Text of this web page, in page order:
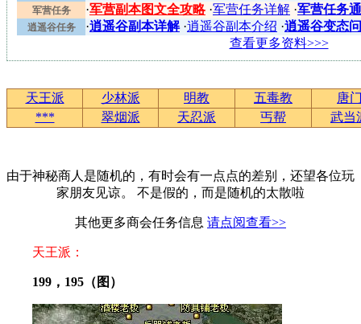
军营任务 ·军营副本图文全攻略·军营任务详解 ·军营任务
逍遥谷任务 ·逍遥谷副本详解·逍遥谷副本介绍 ·逍遥谷变态
查看更多资料>>>
天王派 少林派 明教 五毒教
唐
***
翠烟派 天忍派 丐帮 武当
由于神秘商人是随机的，有时会有一点点的差别，还望各位玩
家朋友见谅。 不是假的，而是随机的太散啦
其他更多商会任务信息 请点阅查看>>
天王派：
199，195（图）